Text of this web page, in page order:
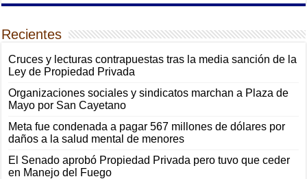
Recientes
Cruces y lecturas contrapuestas tras la media sanción de la
Ley de Propiedad Privada
Organizaciones sociales y sindicatos marchan a Plaza de
Mayo por San Cayetano
Meta fue condenada a pagar 567 millones de dólares por
daños a la salud mental de menores
El Senado aprobó Propiedad Privada pero tuvo que ceder
en Manejo del Fuego